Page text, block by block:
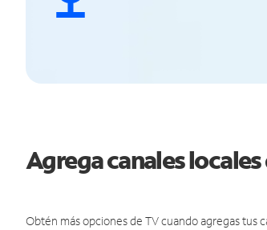
Agrega canales
Obtén más opciones de TV cuando agregas tus